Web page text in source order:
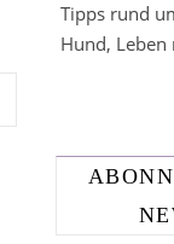
Tipps rund
Hund,